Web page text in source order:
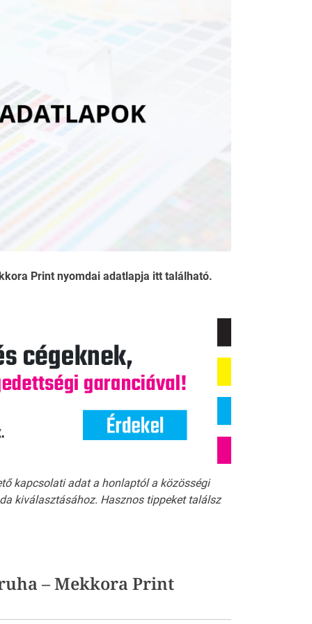
Print nyomdai adatlapja itt található.
kapcsolati adat a honlaptól a közösségi
kiválasztásához. Hasznos tippeket találsz
– Mekkora Print